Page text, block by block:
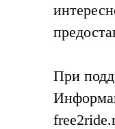
При